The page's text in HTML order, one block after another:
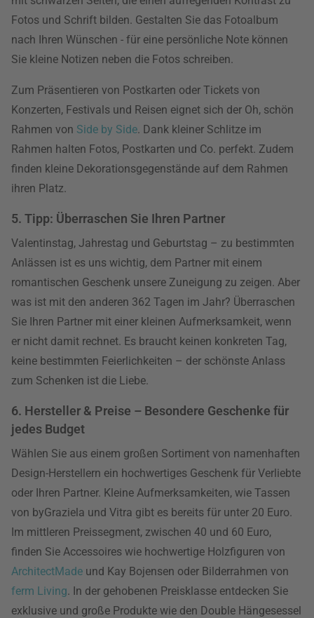
Fotos und Schrift bilden. Gestalten Sie das Fotoalbum
nach Ihren Wünschen - für eine persönliche Note können
Sie kleine Notizen neben die Fotos schreiben.
Zum Präsentieren von Postkarten oder Tickets von
Konzerten, Festivals und Reisen eignet sich der Oh, schön
Rahmen von Side by Side. Dank kleiner Schlitze im
Rahmen halten Fotos, Postkarten und Co. perfekt. Zudem
finden kleine Dekorationsgegenstände auf dem Rahmen
ihren Platz.
5. Tipp: Überraschen Sie Ihren Partner
Valentinstag, Jahrestag und Geburtstag – zu bestimmten
Anlässen ist es uns wichtig, dem Partner mit einem
romantischen Geschenk unsere Zuneigung zu zeigen. Aber
was ist mit den anderen 362 Tagen im Jahr? Überraschen
Sie Ihren Partner mit einer kleinen Aufmerksamkeit, wenn
er nicht damit rechnet. Es braucht keinen konkreten Tag,
keine bestimmten Feierlichkeiten – der schönste Anlass
zum Schenken ist die Liebe.
6. Hersteller & Preise – Besondere Geschenke für
jedes Budget
Wählen Sie aus einem großen Sortiment von namenhaften
Design-Herstellern ein hochwertiges Geschenk für Verliebte
oder Ihren Partner. Kleine Aufmerksamkeiten, wie Tassen
von byGraziela und Vitra gibt es bereits für unter 20 Euro.
Im mittleren Preissegment, zwischen 40 und 60 Euro,
finden Sie Accessoires wie hochwertige Holzfiguren von
ArchitectMade und Kay Bojensen oder Bilderrahmen von
ferm Living. In der gehobenen Preisklasse entdecken Sie
exklusive und große Produkte wie den Double Hängesessel